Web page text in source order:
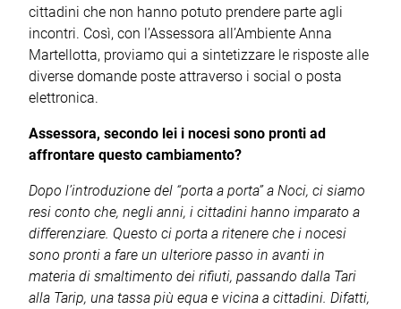
cittadini che non hanno potuto prendere parte agli
incontri. Così, con l’Assessora all’Ambiente Anna
Martellotta, proviamo qui a sintetizzare le risposte alle
diverse domande poste attraverso i social o posta
elettronica.
Assessora, secondo lei i nocesi sono pronti ad
affrontare questo cambiamento?
Dopo l’introduzione del “porta a porta” a Noci, ci siamo
resi conto che, negli anni, i cittadini hanno imparato a
differenziare. Questo ci porta a ritenere che i nocesi
sono pronti a fare un ulteriore passo in avanti in
materia di smaltimento dei rifiuti, passando dalla Tari
alla Tarip, una tassa più equa e vicina a cittadini. Difatti,